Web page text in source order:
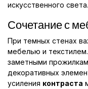
искусственного света.
Сочетание с
При темных стенах
мебелью и
заметными
декоративных
усиления контраста